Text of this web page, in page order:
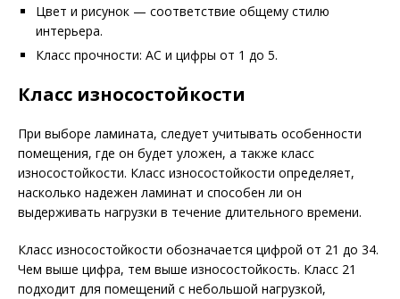
Цвет и рисунок — соответствие общему стилю
интерьера.
Класс прочности: AC и цифры от 1 до 5.
Класс износостойкости
При выборе ламината, следует учитывать особенности
помещения, где он будет уложен, а также класс
износостойкости. Класс износостойкости определяет,
насколько надежен ламинат и способен ли он
выдерживать нагрузки в течение длительного времени.
Класс износостойкости обозначается цифрой от 21 до 34.
Чем выше цифра, тем выше износостойкость. Класс 21
подходит для помещений с небольшой нагрузкой,